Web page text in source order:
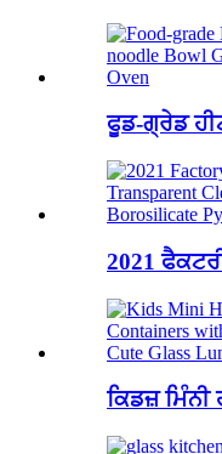
ਫੂਡ-ਗ੍ਰੇਡ
2021
ਕਿਡਜ਼ ਮਿੰਨੀ